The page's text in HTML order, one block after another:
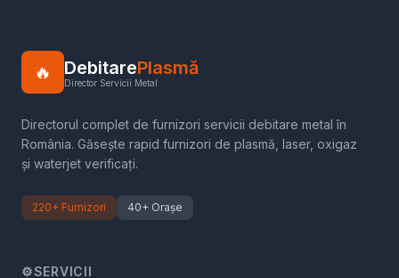
🔥 DebitarePlasmă
Director Servicii Metal
Directorul complet de furnizori servicii debitare metal în
România. Găsește rapid furnizori de plasmă, laser, oxigaz
și waterjet verificați.
220+ Furnizori 40+ Orașe
⚙️SERVICII